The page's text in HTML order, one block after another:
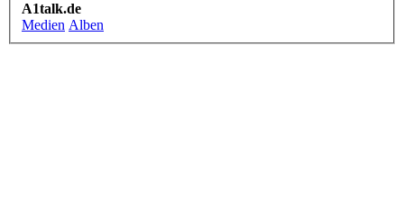
A1talk.de
Medien Alben